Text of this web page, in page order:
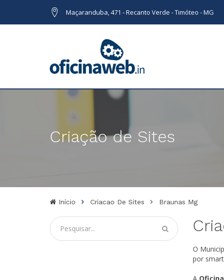
Maçaranduba, 471 - Recanto Verde - Timóteo - MG
Criação de Sites
Início Criacao De Sites Braunas Mg
O
por